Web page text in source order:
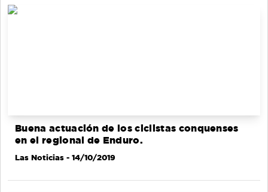
Buena actuación de los ciclistas conquenses
en el regional de Enduro.
Las Noticias - 14/10/2019